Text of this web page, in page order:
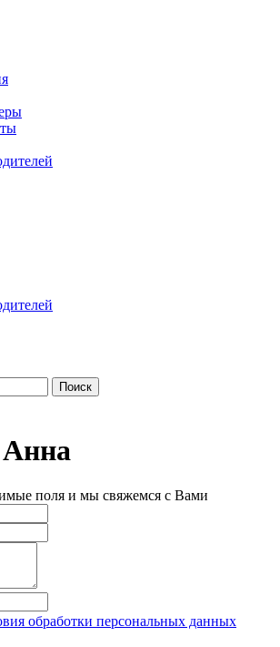
поля и мы свяжемся с Вами
обработки персональных данных